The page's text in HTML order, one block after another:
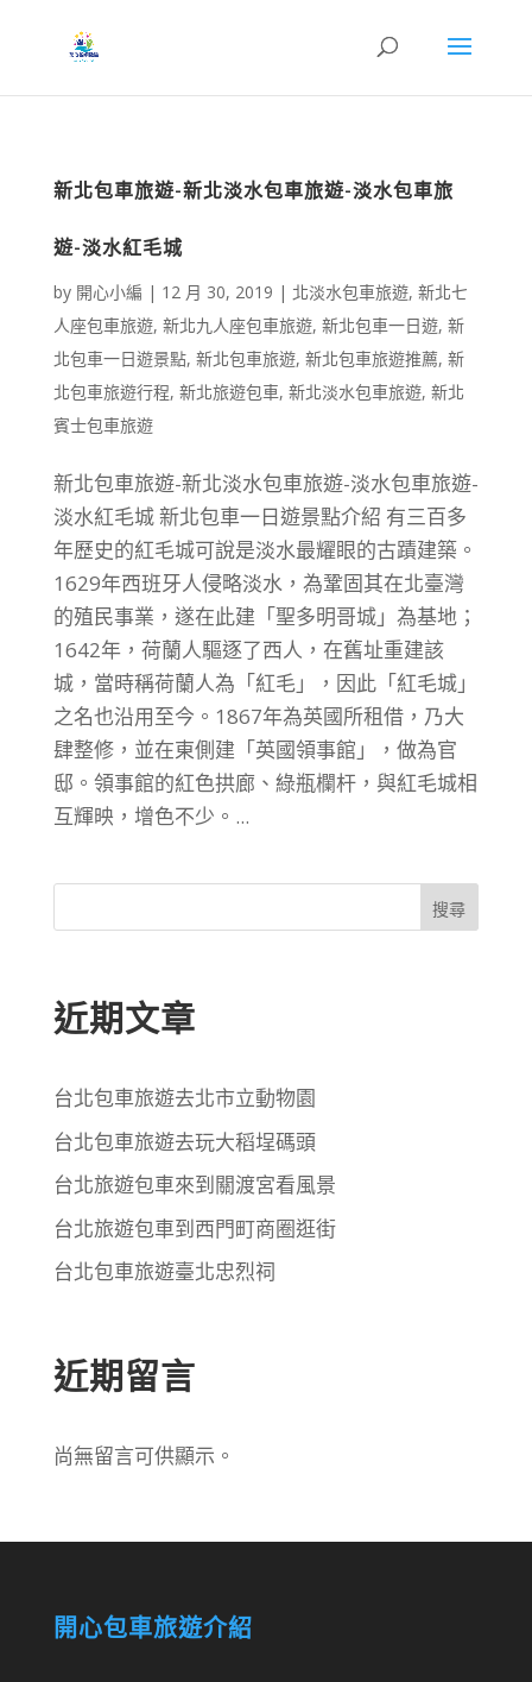
新北包車旅遊-新北淡水包車旅遊-淡水包車旅
遊-淡水紅毛城
by 開心小編 | 12 月 30, 2019 | 北淡水包車旅遊, 新北七
人座包車旅遊, 新北九人座包車旅遊, 新北包車一日遊, 新
北包車一日遊景點, 新北包車旅遊, 新北包車旅遊推薦, 新
北包車旅遊行程, 新北旅遊包車, 新北淡水包車旅遊, 新北
賓士包車旅遊
新北包車旅遊-新北淡水包車旅遊-淡水包車旅遊-
淡水紅毛城 新北包車一日遊景點介紹 有三百多
年歷史的紅毛城可說是淡水最耀眼的古蹟建築。
1629年西班牙人侵略淡水，為鞏固其在北臺灣
的殖民事業，遂在此建「聖多明哥城」為基地；
1642年，荷蘭人驅逐了西人，在舊址重建該
城，當時稱荷蘭人為「紅毛」，因此「紅毛城」
之名也沿用至今。1867年為英國所租借，乃大
肆整修，並在東側建「英國領事館」，做為官
邸。領事館的紅色拱廊、綠瓶欄杆，與紅毛城相
互輝映，增色不少。...
搜尋
近期文章
台北包車旅遊去北市立動物園
台北包車旅遊去玩大稻埕碼頭
台北旅遊包車來到關渡宮看風景
台北旅遊包車到西門町商圈逛街
台北包車旅遊臺北忠烈祠
近期留言
尚無留言可供顯示。
開心包車旅遊介紹